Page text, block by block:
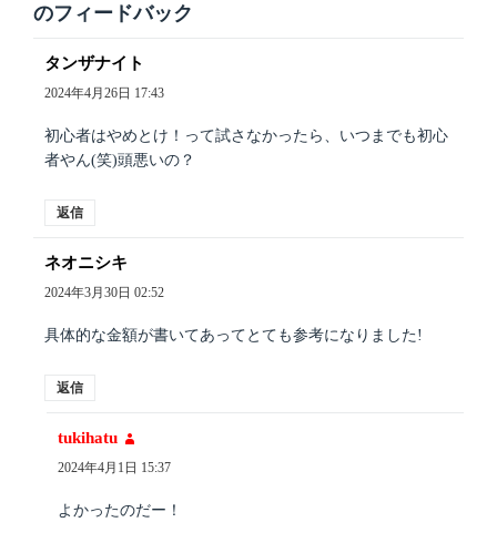
のフィードバック
タンザナイト
り:
2024年4月26日 17:43
初心者はやめとけ！って試さなかったら、いつまでも初心
者やん(笑)頭悪いの？
返信
ネオニシキ
り:
2024年3月30日 02:52
具体的な金額が書いてあってとても参考になりました!
返信
tukihatu
り:
2024年4月1日 15:37
よかったのだー！